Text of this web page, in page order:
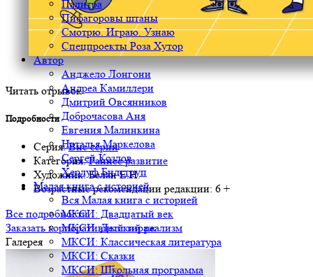
Палитра
Пифагоровы штаны
Смотрю. Играю. Узнаю
Спецпроекты Роза Хутор
Автор
Анджело Лонгони
Андреа Камиллери
Дмитрий Овсянников
Доброчасова Аня
Евгения Малинкина
Наталья Маркелова
Сергей Козлов
Херлуф Бидструп
Малая книга с историей
Вся Малая книга с историей
МКСИ: Двадцатый век
МКСИ: Детский реализм
МКСИ: Классическая литература
МКСИ: Сказки
МКСИ: Школьная программа
Читать отрывок
Подробности
Серия: Вне серии
Категория: Раннее развитие
Художник:Белан Е.Н.
Возрастные рекомендации редакции: 6 +
Все подробности
Заказать корпоративный тираж
Галерея